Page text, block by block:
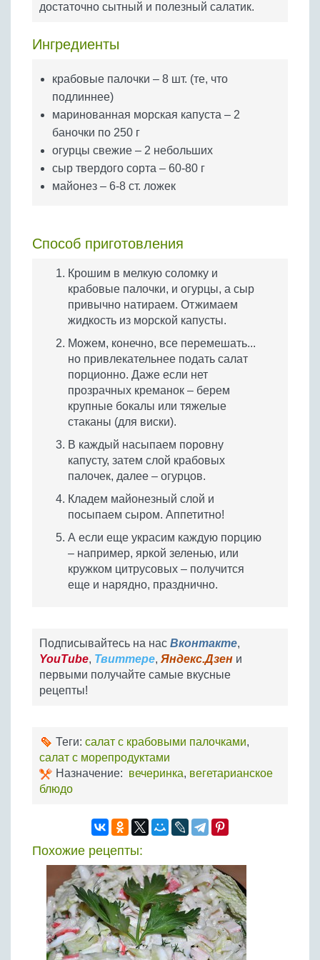
Бобовые
Крупы
достаточно сытный и полезный салатик.
Ингредиенты
крабовые палочки – 8 шт. (те, что
подлиннее)
маринованная морская капуста – 2
баночки по 250 г
огурцы свежие – 2 небольших
сыр твердого сорта – 60-80 г
майонез – 6-8 ст. ложек
Способ приготовления
Крошим в мелкую соломку и
крабовые палочки, и огурцы, а сыр
привычно натираем. Отжимаем
жидкость из морской капусты.
Можем, конечно, все перемешать...
но привлекательнее подать салат
порционно. Даже если нет
прозрачных креманок – берем
крупные бокалы или тяжелые
стаканы (для виски).
В каждый насыпаем поровну
капусту, затем слой крабовых
палочек, далее – огурцов.
Кладем майонезный слой и
посыпаем сыром. Аппетитно!
А если еще украсим каждую порцию
– например, яркой зеленью, или
кружком цитрусовых – получится
еще и нарядно, празднично.
Подписывайтесь на нас Вконтакте,
YouTube, Твиттере, Яндекс.Дзен и
первыми получайте самые вкусные
рецепты!
Теги: салат с крабовыми палочками,
салат с морепродуктами
Назначение: вечеринка, вегетарианское
блюдо
Похожие рецепты: